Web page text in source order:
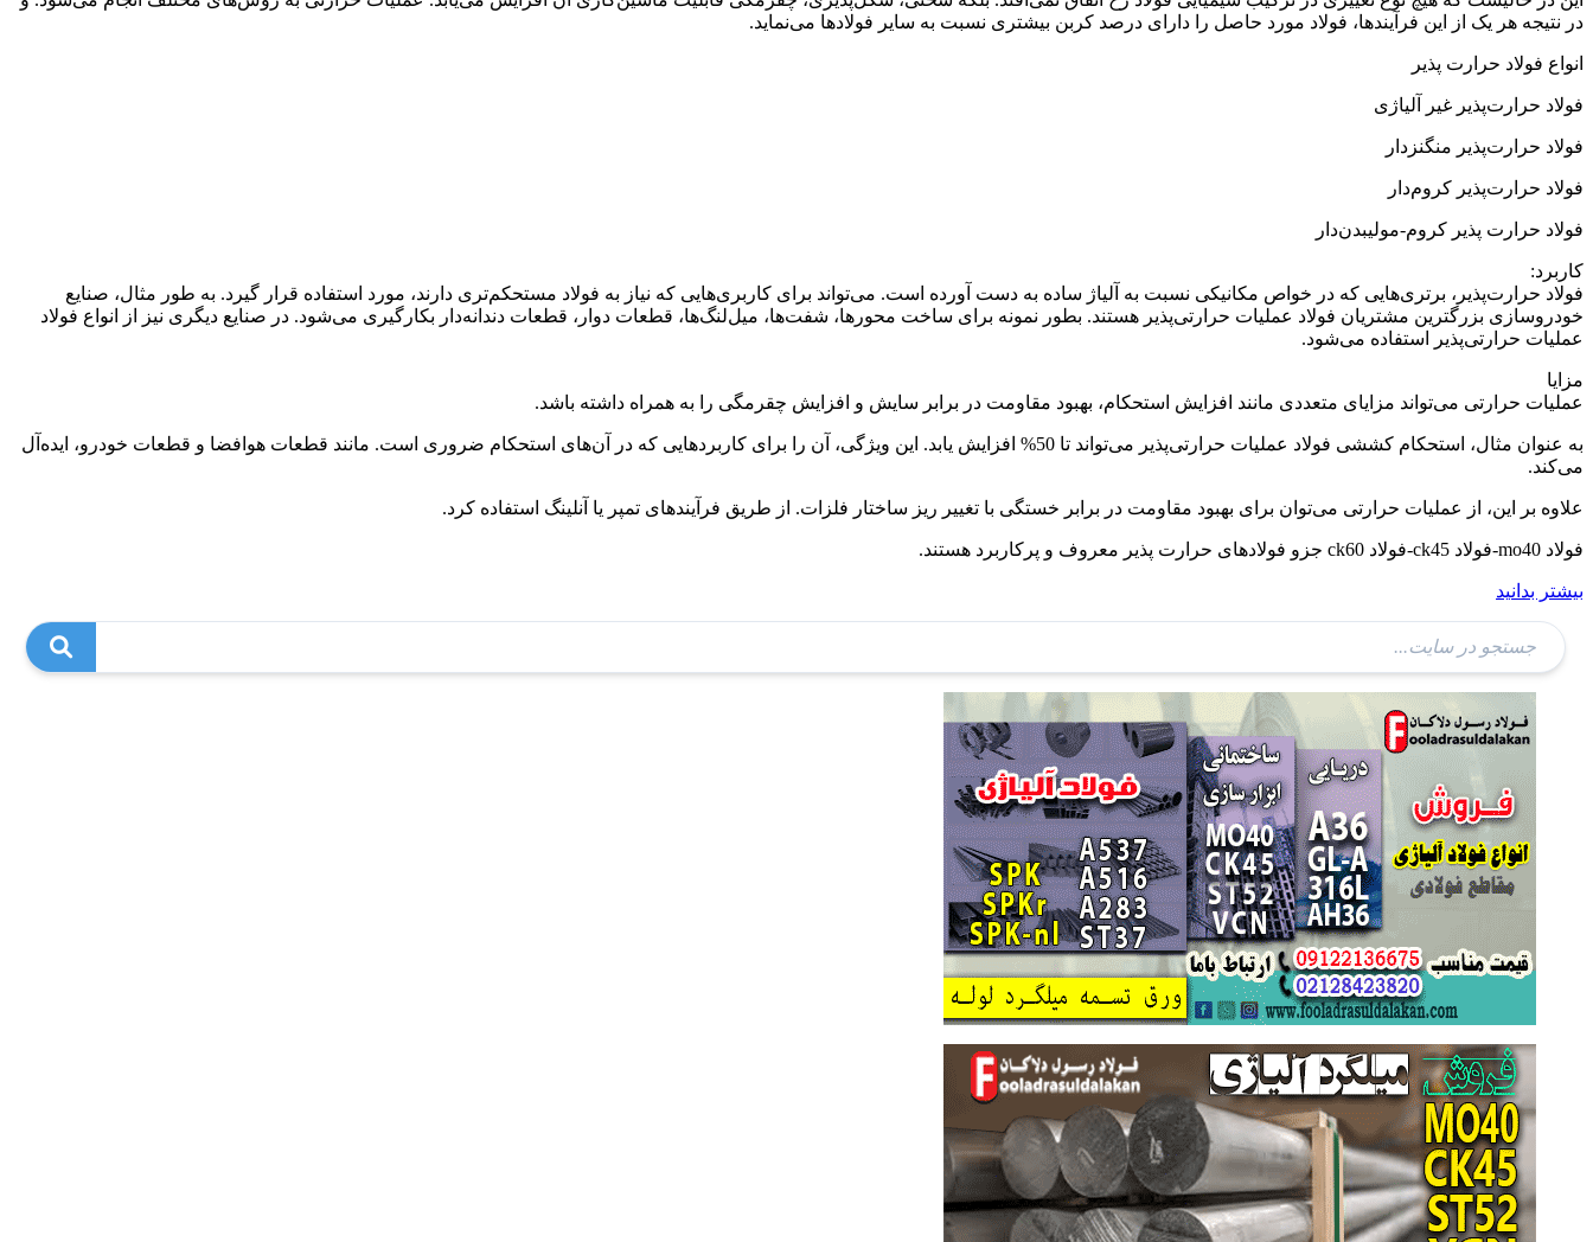
در نتیجه هر یک از این فرآیندها، فولاد مورد حاصل را دارای درصد کربن بیشتری نسبت به سایر فولادها می‌نماید.
انواع فولاد حرارت پذیر
فولاد حرارت‌پذیر غیر آلیاژی
فولاد حرارت‌پذیر منگنزدار
فولاد حرارت‌پذیر کروم‌دار
فولاد حرارت پذیر کروم-مولیبدن‌دار
کاربرد:
فولاد حرارت‌پذیر، برتری‌هایی که در خواص مکانیکی نسبت به آلیاژ ساده به دست آورده است. می‌تواند برای کاربری‌هایی که نیاز به فولاد مستحکم‌تری دارند، مورد استفاده قرار گیرد. به طور مثال، صنایع
خودروسازی بزرگترین مشتریان فولاد عملیات حرارتی‌پذیر هستند. بطور نمونه برای ساخت محورها، شفت‌ها، میل‌لنگ‌ها، قطعات دوار، قطعات دندانه‌دار بکارگیری می‌شود. در صنایع دیگری نیز از انواع فولاد
عملیات حرارتی‌پذیر استفاده می‌شود.
مزایا
عملیات حرارتی می‌تواند مزایای متعددی مانند افزایش استحکام، بهبود مقاومت در برابر سایش و افزایش چقرمگی را به همراه داشته باشد.
به عنوان مثال، استحکام کششی فولاد عملیات حرارتی‌پذیر می‌تواند تا 50% افزایش یابد. این ویژگی، آن را برای کاربردهایی که در آن‌های استحکام ضروری است. مانند قطعات هوافضا و قطعات خودرو، ایده‌آل
می‌کند.
علاوه بر این، از عملیات حرارتی می‌توان برای بهبود مقاومت در برابر خستگی با تغییر ریز ساختار فلزات. از طریق فرآیندهای تمپر یا آنلینگ استفاده کرد.
فولاد mo40-فولاد ck45-فولاد ck60 جزو فولادهای حرارت پذیر معروف و پرکاربرد هستند.
بیشتر بدانید